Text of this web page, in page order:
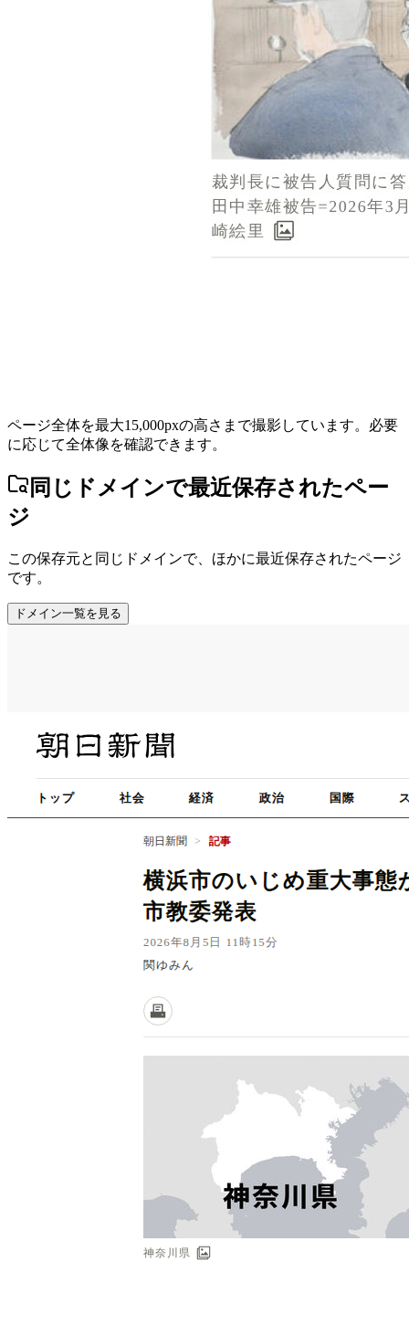
ページ全体を最大15,000pxの高さまで撮影しています。必要
に応じて全体像を確認できます。
同じドメインで最近保存されたペー
ジ
この保存元と同じドメインで、ほかに最近保存されたページ
です。
ドメイン一覧を見る